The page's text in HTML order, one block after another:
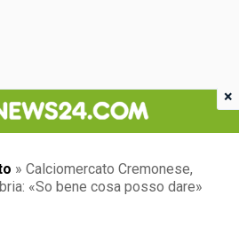
» Calciomercato Cremonese,
«So bene cosa posso dare»
×